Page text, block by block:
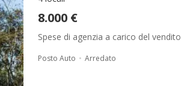
8.000 €
Spese di agenzia a carico del
Posto Auto Arredato